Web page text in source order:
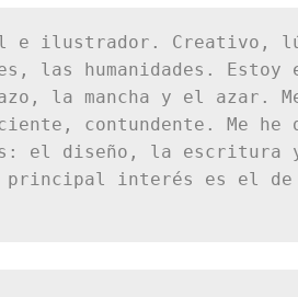
e ilustrador. Creativo,
humanidades. Estoy
la mancha y el azar.
contundente. Me he
el diseño, la escritura
interés es el de